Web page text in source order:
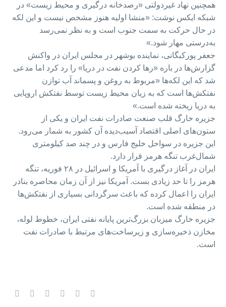
همچنین نهاد غیردولتی «رصدخانه درگیری و محیط زیست» در
شبکه ایکس نوشت: «منشا اولیه هنوز مشخص نیست و این لکه
در حال حرکت به سمت جنوب است و به نظر نمی‌رسد
به‌درستی مهار شود.»
جعفر پورکبگانی، نماینده بوشهر در مجلس ایران در واکنش
گزارش‌ها در باره «رها کردن نفت در دریا» را رد کرد اما مدعی
شد که این لکه‌ها «مربوط به روغن و پسماند آب توازن
نفتکش‌ها است که به زیان محیط زیست توسط نفتکش اروپایی
به دریا ریخته شده است.»
جزیره خارگ قلب صنعت صادرات نفت ایران و یکی از
ستون‌های اصلی اقتصاد آسیب‌دیده آن کشور به شمار می‌رود.
این جزیره در سواحل خلیج فارس و در چند صد کیلومتری
شمال‌غرب تنگه هرمز قرار دارد.
ایران در آغاز درگیری با آمریکا و اسرائیل در ۲۸ فوریه، تنگه
هرمز را تا حد زیادی بست. آمریکا نیز از آن زمان محاصره بنادر
ایران را اعمال کرده که باعث سرگردانی بسیاری از نفتکش‌ها
در منطقه شده است.
جزیره خارگ میزبان بزرگ‌ترین پایانه نفتی ایران، خطوط لوله،
مخازن ذخیره‌سازی و زیرساخت‌های مرتبط با صادرات نفت
است.